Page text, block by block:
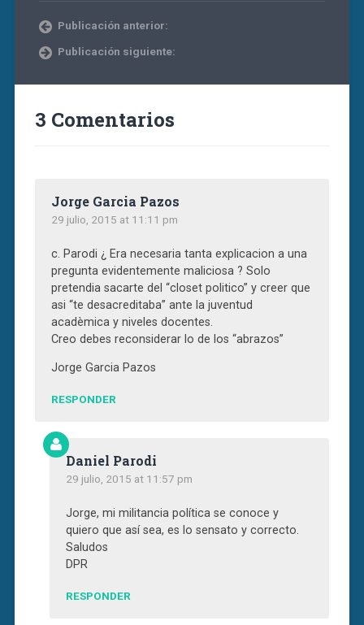
Publicación anterior:
Publicación siguiente:
3 Comentarios
Jorge Garcia Pazos
29 julio, 2015 at 11:11 pm
c. Parodi ¿ Era necesaria tanta explicacion a una
pregunta evidentemente maliciosa ? Solo
pretendia sacarte del “closet politico” y creer que
asi “te desacreditaba” ante la juventud
acadèmica y niveles docentes.
Creo debes reconsiderar lo de los “abrazos”
Jorge Garcia Pazos
RESPONDER
Daniel Parodi
29 julio, 2015 at 11:57 pm
Jorge, mi militancia política se conoce y
quiero que así sea, es lo sensato y correcto.
Saludos
DPR
RESPONDER